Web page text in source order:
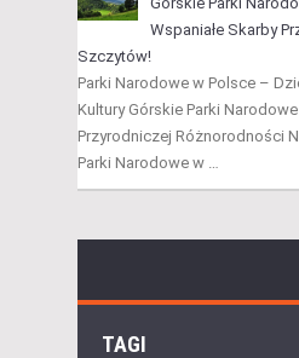
Wspaniałe Skarby
Szczytów!
Parki Narodowe w Polsce –
Kultury Górskie Parki
Przyrodniczej Różnorodności
Parki Narodowe w …
TAGI